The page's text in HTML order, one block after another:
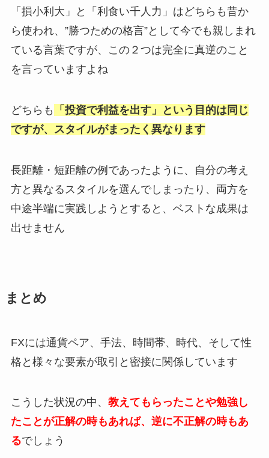
「損小利大」と「利食い千人力」はどちらも昔か
ら使われ、”勝つための格言”として今でも親しまれ
ている言葉ですが、この２つは完全に真逆のこと
を言っていますよね
どちらも
「投資で利益を出す」という目的は同じ
ですが、スタイルがまったく異なります
長距離・短距離の例であったように、自分の考え
方と異なるスタイルを選んでしまったり、両方を
中途半端に実践しようとすると、ベストな成果は
出せません
まとめ
FXには通貨ペア、手法、時間帯、時代、そして性
格と様々な要素が取引と密接に関係しています
こうした状況の中、 教えてもらったことや勉強し
たことが正解の時もあれば、逆に不正解の時もあ
るでしょう